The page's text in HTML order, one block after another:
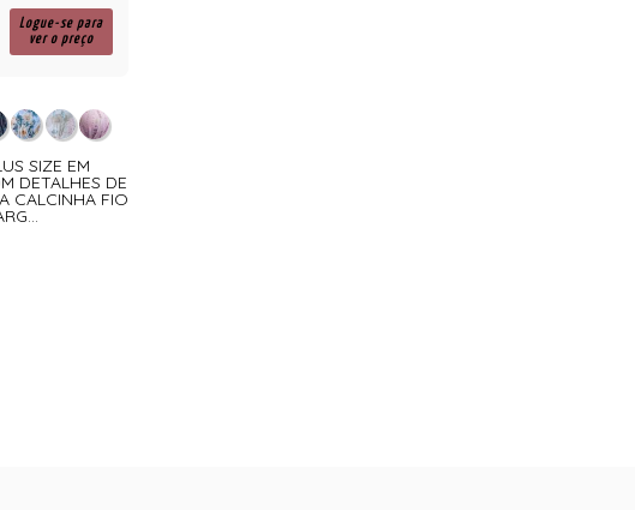
Logue-se para
ver o preço
SIZE EM
DETALHES DE
CALCINHA FIO